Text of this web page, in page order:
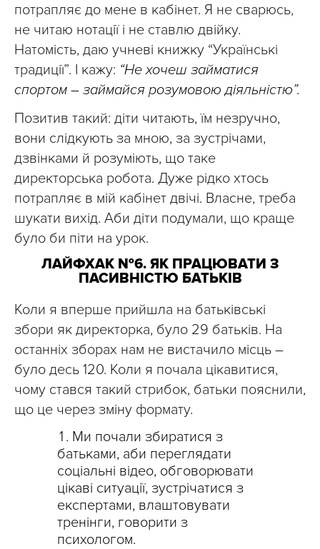
потрапляє до мене в кабінет. Я не сварюсь,
не читаю нотації і не ставлю двійку.
Натомість, даю учневі книжку “Українські
традиції”. І кажу: “Не хочеш займатися
спортом – займайся розумовою діяльністю”.
Позитив такий: діти читають, їм незручно,
вони слідкують за мною, за зустрічами,
дзвінками й розуміють, що таке
директорська робота. Дуже рідко хтось
потрапляє в мій кабінет двічі. Власне, треба
шукати вихід. Аби діти подумали, що краще
було би піти на урок.
ЛАЙФХАК №6. ЯК ПРАЦЮВАТИ З
ПАСИВНІСТЮ БАТЬКІВ
Коли я вперше прийшла на батьківські
збори як директорка, було 29 батьків. На
останніх зборах нам не вистачило місць –
було десь 120. Коли я почала цікавитися,
чому стався такий стрибок, батьки пояснили,
що це через зміну формату.
Ми почали збиратися з
батьками, аби переглядати
соціальні відео, обговорювати
цікаві ситуації, зустрічатися з
експертами, влаштовувати
тренінги, говорити з
психологом.